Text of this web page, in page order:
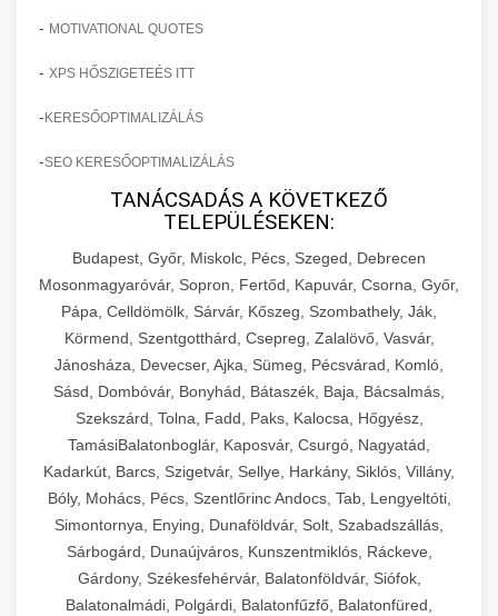
- MOTIVATIONAL QUOTES
- XPS HŐSZIGETEÉS ITT
- KERESŐOPTIMALIZÁLÁS
-SEO KERESŐOPTIMALIZÁLÁS
TANÁCSADÁS A KÖVETKEZŐ
TELEPÜLÉSEKEN:
Budapest, Győr, Miskolc, Pécs, Szeged, Debrecen
Mosonmagyaróvár, Sopron, Fertőd, Kapuvár, Csorna, Győr,
Pápa, Celldömölk, Sárvár, Kőszeg, Szombathely, Ják,
Körmend, Szentgotthárd, Csepreg, Zalalövő, Vasvár,
Jánosháza, Devecser, Ajka, Sümeg, Pécsvárad, Komló,
Sásd, Dombóvár, Bonyhád, Bátaszék, Baja, Bácsalmás,
Szekszárd, Tolna, Fadd, Paks, Kalocsa, Hőgyész,
TamásiBalatonboglár, Kaposvár, Csurgó, Nagyatád,
Kadarkút, Barcs, Szigetvár, Sellye, Harkány, Siklós, Villány,
Bóly, Mohács, Pécs, Szentlőrinc Andocs, Tab, Lengyeltóti,
Simontornya, Enying, Dunaföldvár, Solt, Szabadszállás,
Sárbogárd, Dunaújváros, Kunszentmiklós, Ráckeve,
Gárdony, Székesfehérvár, Balatonföldvár, Siófok,
Balatonalmádi, Polgárdi, Balatonfűzfő, Balatonfüred,